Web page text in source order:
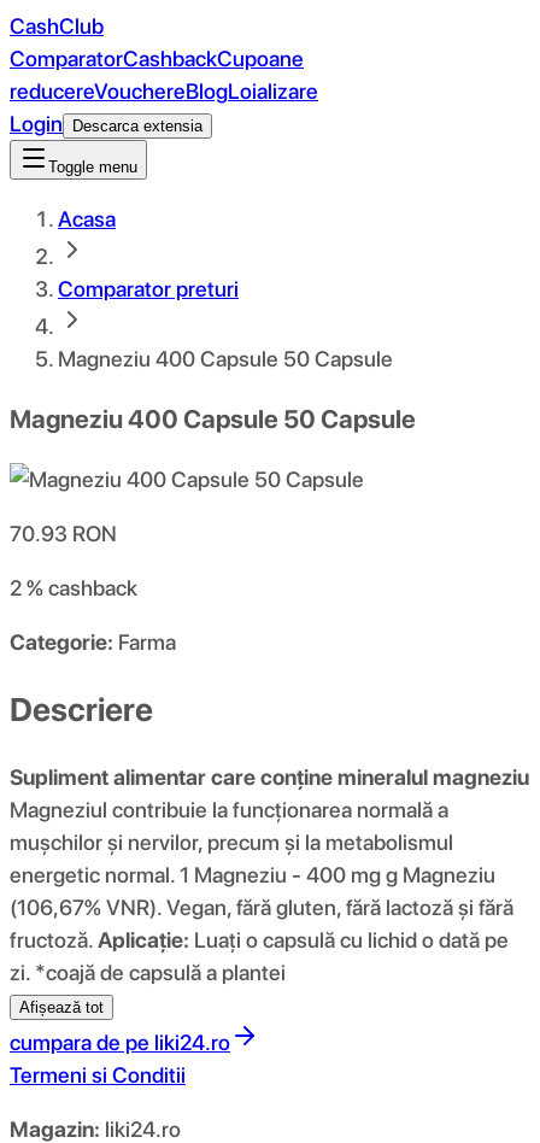
CashClub
ComparatorCashbackCupoane
reducereVouchereBlogLoializare
Login
Descarca extensia
Toggle menu
Acasa
Comparator preturi
Magneziu 400 Capsule 50 Capsule
Magneziu 400 Capsule 50 Capsule
70.93 RON
2 %cashback
Categorie: Farma
Descriere
Supliment alimentar care conține mineralul magneziu
Magneziul contribuie la funcționarea normală a
mușchilor și nervilor, precum și la metabolismul
energetic normal. 1 Magneziu - 400 mg g Magneziu
(106,67% VNR). Vegan, fără gluten, fără lactoză și fără
fructoză.Aplicație: Luați o capsulă cu lichid o dată pe
zi. *coajă de capsulă a plantei
Afișează tot
cumpara de pe liki24.ro
Termeni si Conditii
Magazin: liki24.ro